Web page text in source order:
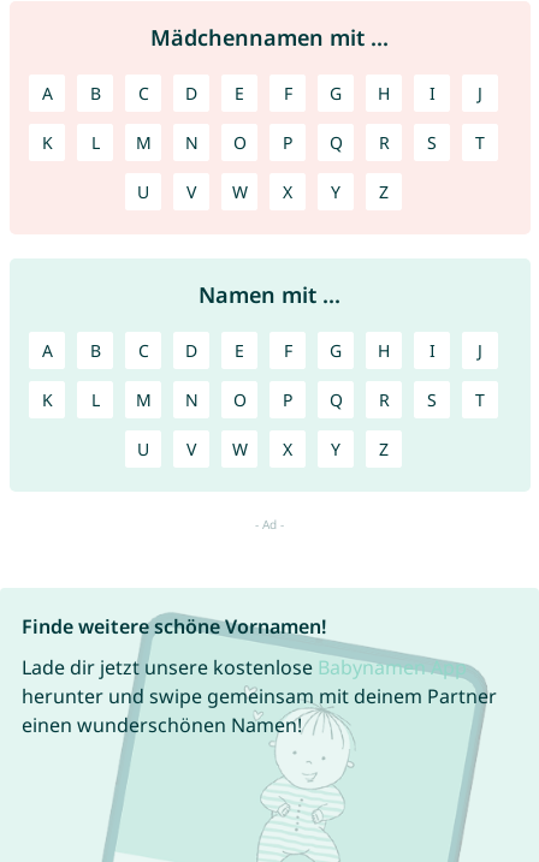
Mädchennamen mit ...
A B C D E F G H I J
K L M N O P Q R S T
U V W X Y Z
Namen mit ...
A B C D E F G H I J
K L M N O P Q R S T
U V W X Y Z
Finde weitere schöne Vornamen!
Lade dir jetzt unsere kostenlose Babynamen App
herunter und swipe gemeinsam mit deinem Partner
einen wunderschönen Namen!